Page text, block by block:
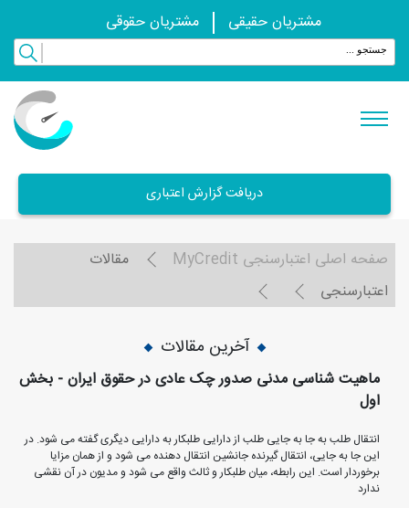
مشتریان حقیقی مشتریان حقوقی
دریافت گزارش اعتباری
صفحه اصلی اعتبارسنجی MyCredit
مقالات
اعتبارسنجی
آخرین مقالات
ماهیت شناسی مدنی صدور چک عادی در حقوق ایران - بخش
اول
انتقال طلب به جا به جایی طلب از دارایی طلبکار به دارایی دیگری گفته می شود. در
این جا به جایی، انتقال گیرنده جانشین انتقال دهنده می شود و از همان مزایا
برخوردار است. این رابطه، میان طلبکار و ثالث واقع می شود و مدیون در آن نقشی
ندارد